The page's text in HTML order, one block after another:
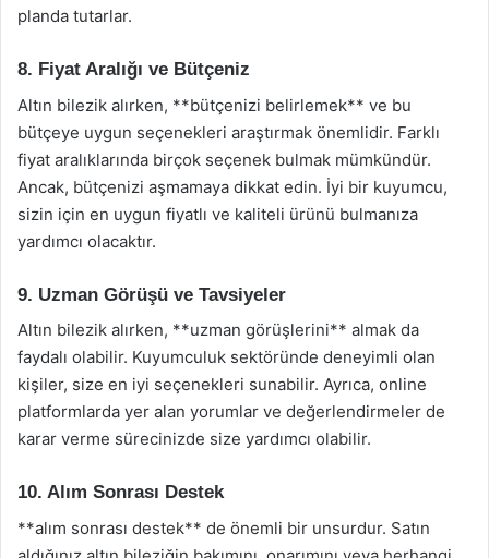
planda tutarlar.
8. Fiyat Aralığı ve Bütçeniz
Altın bilezik alırken, **bütçenizi belirlemek** ve bu
bütçeye uygun seçenekleri araştırmak önemlidir. Farklı
fiyat aralıklarında birçok seçenek bulmak mümkündür.
Ancak, bütçenizi aşmamaya dikkat edin. İyi bir kuyumcu,
sizin için en uygun fiyatlı ve kaliteli ürünü bulmanıza
yardımcı olacaktır.
9. Uzman Görüşü ve Tavsiyeler
Altın bilezik alırken, **uzman görüşlerini** almak da
faydalı olabilir. Kuyumculuk sektöründe deneyimli olan
kişiler, size en iyi seçenekleri sunabilir. Ayrıca, online
platformlarda yer alan yorumlar ve değerlendirmeler de
karar verme sürecinizde size yardımcı olabilir.
10. Alım Sonrası Destek
**alım sonrası destek** de önemli bir unsurdur. Satın